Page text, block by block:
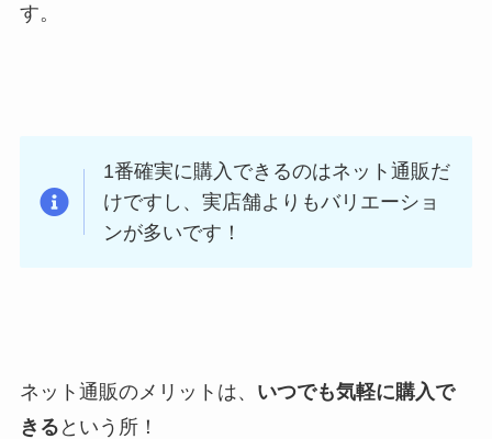
す。
1番確実に購入できるのはネット通販だ
けですし、実店舗よりもバリエーショ
ンが多いです！
ネット通販のメリットは、 いつでも気軽に購入で
きる という所！